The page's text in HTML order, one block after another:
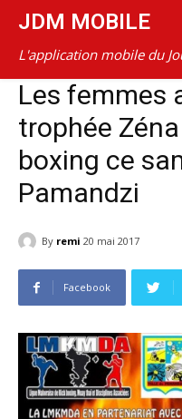
JDM MOBILE
L'application mobile du
Les femmes
trophée Zéna
boxing ce
Pamandzi
By remi 20 mai 2017
Facebook